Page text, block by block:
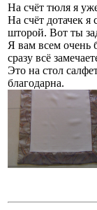
На счёт тюля я
На счёт дотачек
шторой. Вот ты
Я вам всем очень
сразу всё
Это на стол
благодарна.